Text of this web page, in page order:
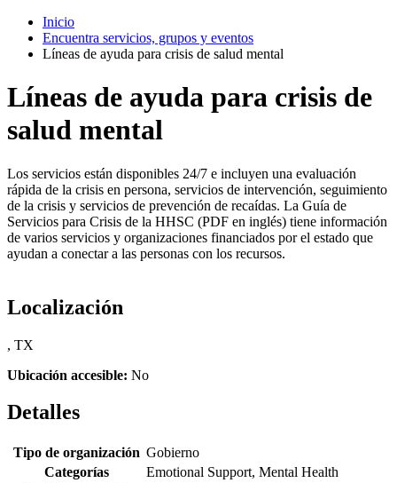
Inicio
Encuentra servicios, grupos y eventos
Líneas de ayuda para crisis de salud mental
Líneas de ayuda para crisis de
salud mental
Los servicios están disponibles 24/7 e incluyen una evaluación
rápida de la crisis en persona, servicios de intervención, seguimiento
de la crisis y servicios de prevención de recaídas. La Guía de
Servicios para Crisis de la HHSC (PDF en inglés) tiene información
de varios servicios y organizaciones financiados por el estado que
ayudan a conectar a las personas con los recursos.
Localización
, TX
Ubicación accesible: No
Detalles
Tipo de organización Gobierno
Categorías
Emotional Support, Mental Health